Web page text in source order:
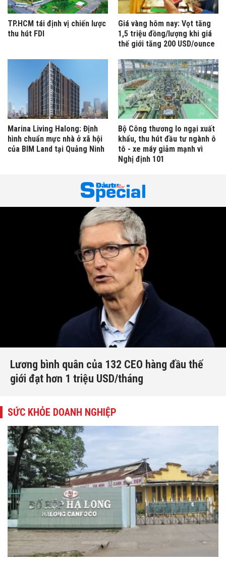
TP.HCM tái định vị chiến lược
thu hút FDI
Giá vàng hôm nay: Vọt tăng
1,5 triệu đồng/lượng khi giá
thế giới tăng 200 USD/ounce
Marina Living Halong: Định
hình chuẩn mực nhà ở xã hội
của BIM Land tại Quảng Ninh
Bộ Công thương lo ngại xuất
khẩu, thu hút đầu tư ngành ô
tô - xe máy giảm mạnh vì
Nghị định 101
Lương bình quân của 132 CEO hàng đầu thế
giới đạt hơn 1 triệu USD/tháng
SỨC KHỎE DOANH NGHIỆP